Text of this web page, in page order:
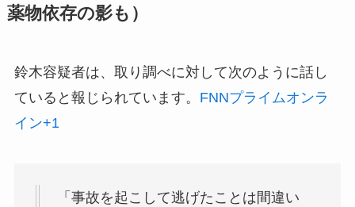
薬物依存の影も）
鈴木容疑者は、取り調べに対して次のように話し
ていると報じられています。 FNNプライムオンラ
イン+1
「事故を起こして逃げたことは間違い